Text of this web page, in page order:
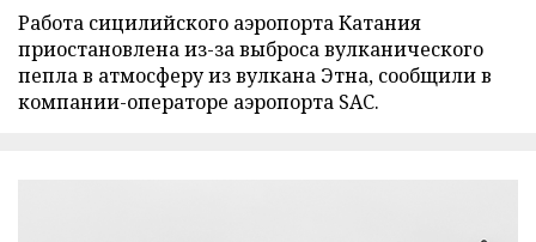
Работа сицилийского аэропорта Катания
приостановлена из-за выброса вулканического
пепла в атмосферу из вулкана Этна, сообщили в
компании-операторе аэропорта SAC.